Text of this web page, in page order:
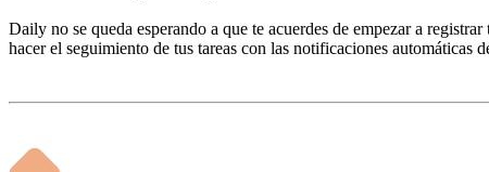
Daily no se queda esperando a que te acuerdes de empezar a
hacer el seguimiento de tus tareas con las notificaciones